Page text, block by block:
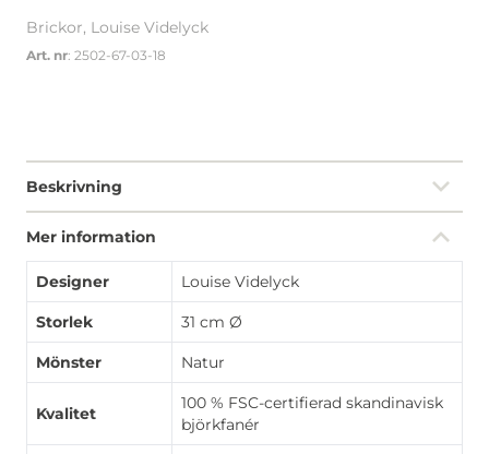
Brickor, Louise Videlyck
Art. nr: 2502-67-03-18
Beskrivning
Mer information
Designer Louise Videlyck
Storlek 31 cm Ø
Mönster Natur
Kvalitet
100 % FSC-certifierad skandinavisk
björkfanér